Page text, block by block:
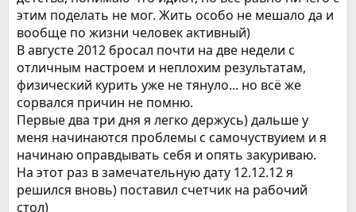
этим поделать не мог. Жить особо не мешало да и
вообще по жизни человек активный)
В августе 2012 бросал почти на две недели с
отличным настроем и неплохим результатам,
физический курить уже не тянуло... но всё же
сорвался причин не помню.
Первые два три дня я легко держусь) дальше у
меня начинаются проблемы с самочуствуием и я
начинаю оправдывать себя и опять закуриваю.
На этот раз в замечательную дату 12.12.12 я
решился вновь) поставил счетчик на рабочий
стол)